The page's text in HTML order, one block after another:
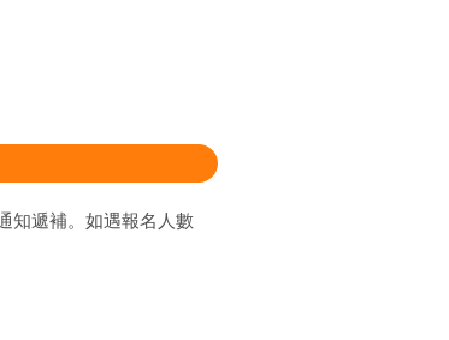
知遞補。如遇報名人數